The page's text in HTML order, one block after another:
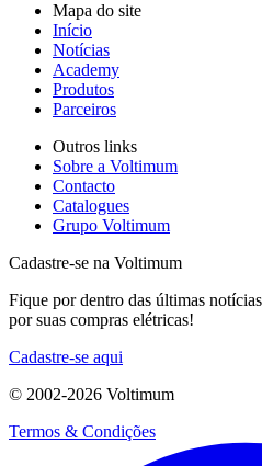
Mapa do site
Início
Notícias
Academy
Produtos
Parceiros
Outros links
Sobre a Voltimum
Contacto
Catalogues
Grupo Voltimum
Cadastre-se na Voltimum
Fique por dentro das últimas
por suas compras elétricas!
Cadastre-se aqui
© 2002-2026 Voltimum
Termos & Condições